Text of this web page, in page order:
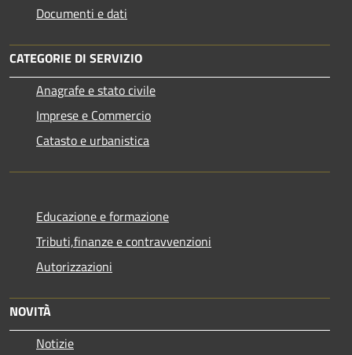
Documenti e dati
CATEGORIE DI SERVIZIO
Anagrafe e stato civile
Imprese e Commercio
Catasto e urbanistica
Educazione e formazione
Tributi,finanze e contravvenzioni
Autorizzazioni
NOVITÀ
Notizie